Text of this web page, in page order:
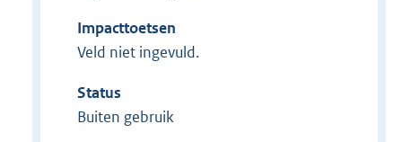
Impacttoetsen
Veld niet ingevuld.
Status
Buiten gebruik